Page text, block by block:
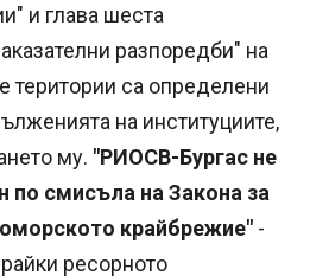
и глава шеста
разпоредби" на
територии са определени
на институциите,
му. "РИОСВ-Бургас не
по смисъла на Закона за
крайбрежие" -
ресорното